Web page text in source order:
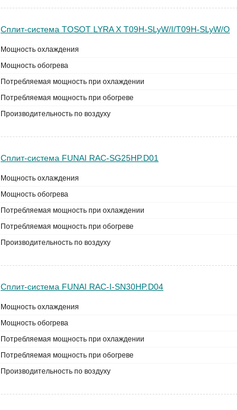
Сплит-система TOSOT LYRA X T09H-SLyW/I/T09H-SLyW/O
Мощность охлаждения
Мощность обогрева
Потребляемая мощность при охлаждении
Потребляемая мощность при обогреве
Производительность по воздуху
Сплит-система FUNAI RAC-SG25HP.D01
Мощность охлаждения
Мощность обогрева
Потребляемая мощность при охлаждении
Потребляемая мощность при обогреве
Производительность по воздуху
Сплит-система FUNAI RAC-I-SN30HP.D04
Мощность охлаждения
Мощность обогрева
Потребляемая мощность при охлаждении
Потребляемая мощность при обогреве
Производительность по воздуху